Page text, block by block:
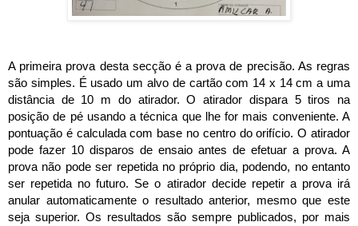
A primeira prova desta secção é a prova de precisão. As regras
são simples. É usado um alvo de cartão com 14 x 14 cm a uma
distância de 10 m do atirador. O atirador dispara 5 tiros na
posição de pé usando a técnica que lhe for mais conveniente. A
pontuação é calculada com base no centro do orifício. O atirador
pode fazer 10 disparos de ensaio antes de efetuar a prova. A
prova não pode ser repetida no próprio dia, podendo, no entanto
ser repetida no futuro. Se o atirador decide repetir a prova irá
anular automaticamente o resultado anterior, mesmo que este
seja superior. Os resultados são sempre publicados, por mais